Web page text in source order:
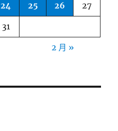
24 25 26 27
31
2 月 »